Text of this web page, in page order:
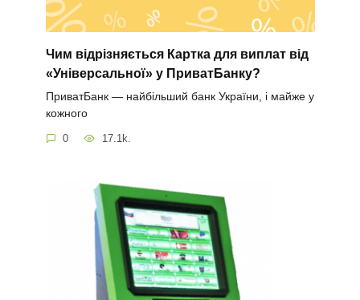
Чим відрізняється Картка для виплат від
«Універсальної» у ПриватБанку?
ПриватБанк — найбільший банк України, і майже у
кожного
0 17.1k.